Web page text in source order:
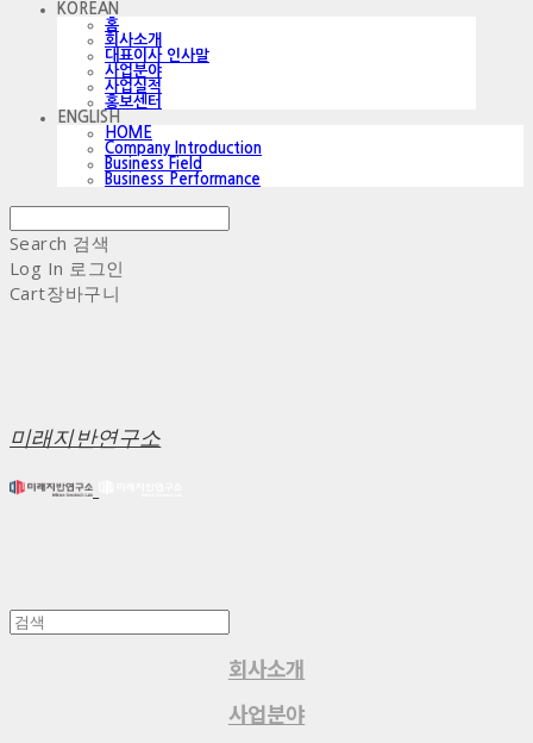
KOREAN
홈
회사소개
대표이사 인사말
사업분야
사업실적
홍보센터
ENGLISH
HOME
Company Introduction
Business Field
Business Performance
Search 검색
Log In 로그인
Cart장바구니
미래지반연구소
회사소개
사업분야